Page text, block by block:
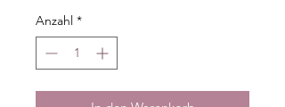
Anzahl *